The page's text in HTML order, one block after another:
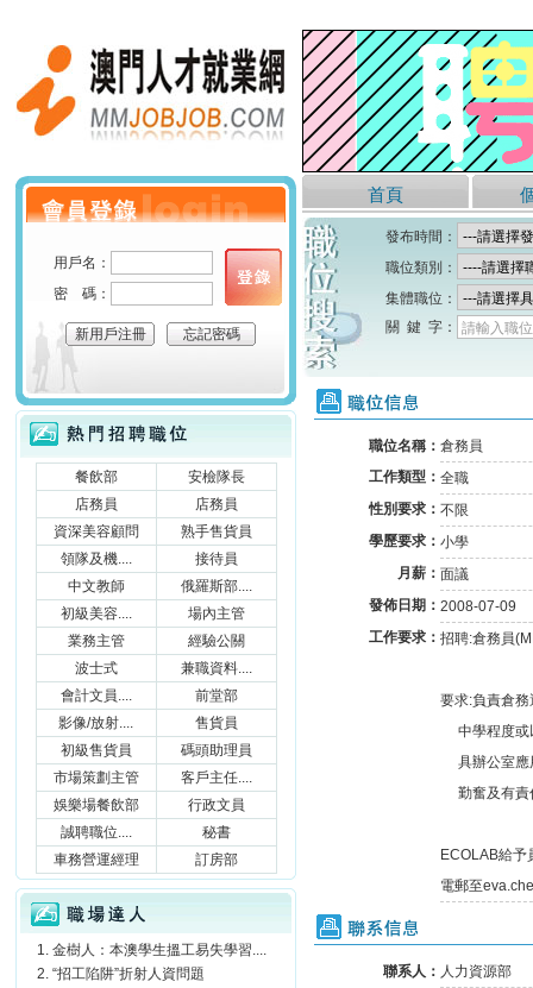
首頁
發布時間：
職位類別：
集體職位：
關 鍵 字：
請輸入職
職位信息
職位名稱： 倉務員
工作類型： 全職
性別要求： 不限
學歷要求： 小學
月薪： 面議
發佈日期： 2008-07-09
工作要求： 招聘:倉務員
要求:負責倉
中學程度或
具辦公室應
勤奮及有責
ECOLAB給
電郵至
聯系信息
聯系人： 人力資源部
個人會員登錄
用戶名：
密 碼：
新用戶注冊 忘記密碼
熱門招聘職位
餐飲部
安檢隊長
店務員
店務員
資深美容顧問
熟手售貨員
領隊及機....
接待員
中文教師
俄羅斯部....
初級美容....
場內主管
業務主管
經驗公關
波士式
兼職資料....
會計文員....
前堂部
影像/放射....
售貨員
初級售貨員
碼頭助理員
市場策劃主管
客戶主任....
娛樂場餐飲部
行政文員
誠聘職位....
秘書
車務營運經理
訂房部
職場達人
金樹人：本澳學生搵工易失學習....
“招工陷阱”折射人資問題